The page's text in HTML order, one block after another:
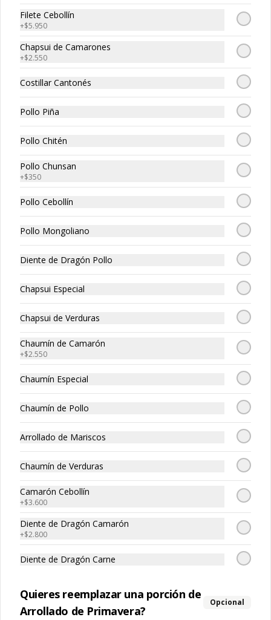
Tepan - Xiu Nueva
China
Tepan - Xiu Nueva
China Especial
Tepan - Xiu de
Camarón
Ecuatoriano
$19.850
Tepan - Xiu de Carne
$14.850
Tepan - Xiu de Cerdo
$13.650
Cogrio
$21.250
Filete Cebollín
+$5.950
Chapsui de Camarones
+$2.550
Costillar Cantonés
Pollo Piña
Pollo Chitén
Pollo Chunsan
+$350
Pollo Cebollín
Pollo Mongoliano
Diente de Dragón Pollo
Chapsui Especial
Chapsui de Verduras
Chaumín de Camarón
+$2.550
Chaumín Especial
Chaumín de Pollo
Arrollado de Mariscos
Chaumín de Verduras
Camarón Cebollín
+$3.600
Diente de Dragón Camarón
+$2.800
Diente de Dragón Carne
Quieres reemplazar una porción de
Arrollado de Primavera?
Opcional